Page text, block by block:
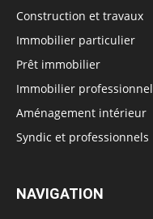
Construction et travaux
Immobilier particulier
Prêt immobilier
Immobilier professionnel
Aménagement intérieur
Syndic et professionnels
NAVIGATION